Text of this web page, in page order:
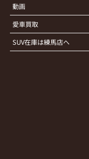
動画
愛車買取
SUV在庫は練馬店へ